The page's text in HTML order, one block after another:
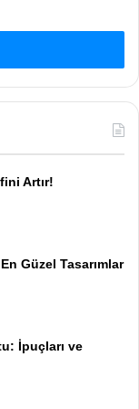
Artır!
Güzel Tasarımlar
İpuçları ve